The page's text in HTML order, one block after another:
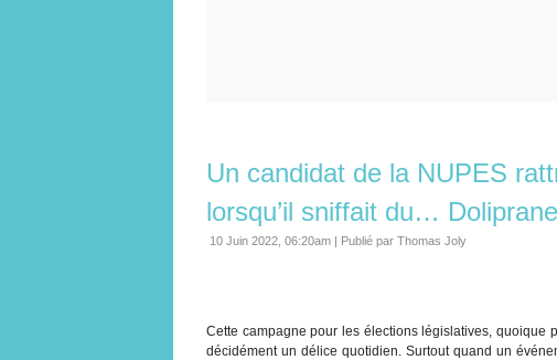
Un candidat de la NUPES
lorsqu’il sniffait du…
10 Juin 2022, 06:20am | Publié par Thomas Joly
Cette campagne pour les élections législatives, quoique
décidément un délice quotidien. Surtout quand un